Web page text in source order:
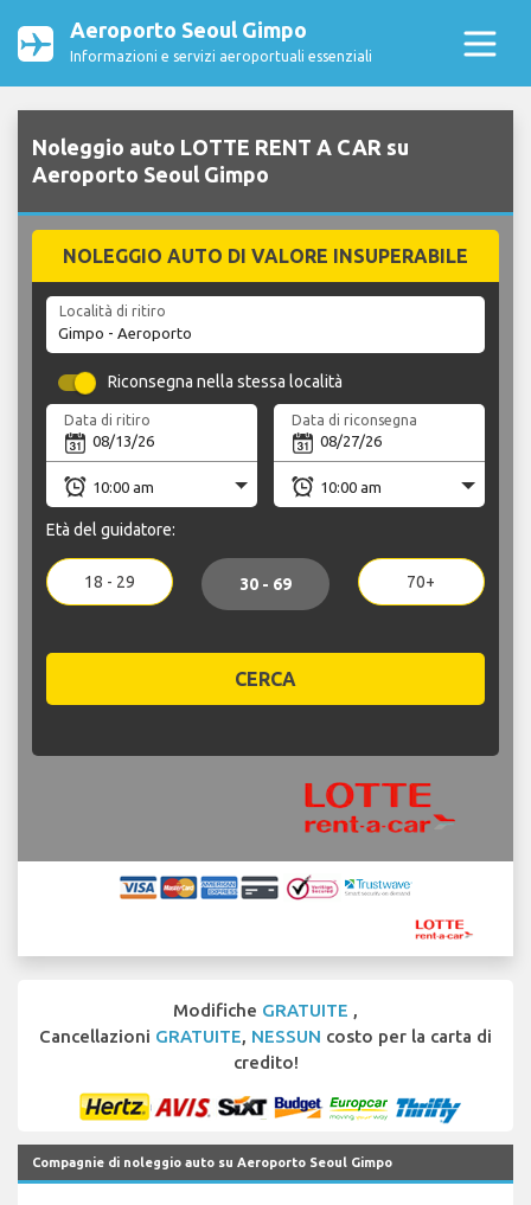
Aeroporto Seoul Gimpo
Informazioni e servizi aeroportuali essenziali
Noleggio auto LOTTE RENT A CAR su
Aeroporto Seoul Gimpo
NOLEGGIO AUTO DI VALORE INSUPERABILE
Località di ritiro
Riconsegna nella stessa località
Data di ritiro Data di riconsegna
Età del guidatore:
18 - 29 30 - 69 70+
CERCA
Modifiche GRATUITE ,
Cancellazioni GRATUITE, NESSUN costo per la carta di
credito!
Compagnie di noleggio auto su Aeroporto Seoul Gimpo